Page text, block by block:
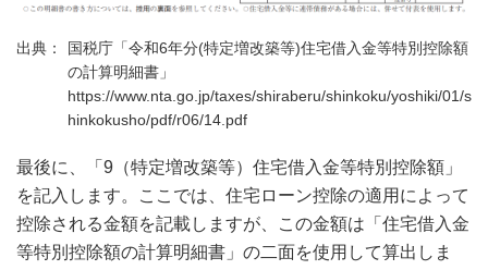
国税庁「令和6年分(特定増改築等)住宅借入金等特別控除額
の計算明細書」
https://www.nta.go.jp/taxes/shiraberu/shinkoku/yoshiki/01/s
hinkokusho/pdf/r06/14.pdf
最後に、「9（特定増改築等）住宅借入金等特別控除額」
を記入します。ここでは、住宅ローン控除の適用によって
控除される金額を記載しますが、この金額は「住宅借入金
等特別控除額の計算明細書」の二面を使用して算出しま